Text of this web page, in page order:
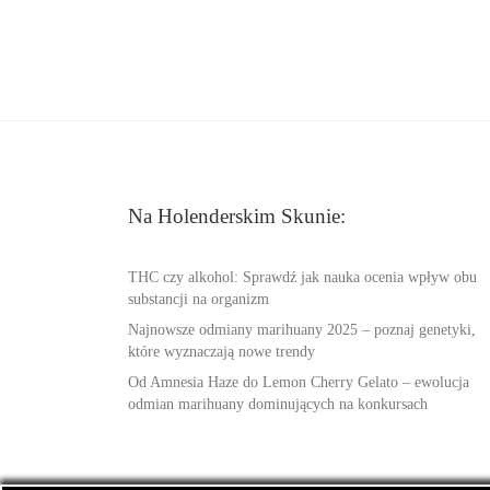
Na Holenderskim Skunie:
THC czy alkohol: Sprawdź jak nauka ocenia wpływ obu
substancji na organizm
Najnowsze odmiany marihuany 2025 – poznaj genetyki,
które wyznaczają nowe trendy
Od Amnesia Haze do Lemon Cherry Gelato – ewolucja
odmian marihuany dominujących na konkursach